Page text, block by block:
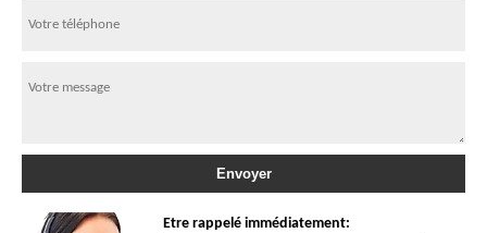
Etre rappelé immédiatement: